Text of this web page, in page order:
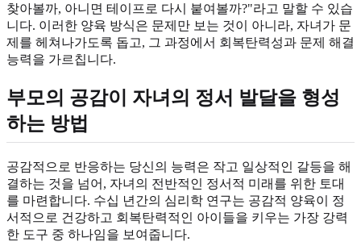
찾아볼까, 아니면 테이프로 다시 붙여볼까?"라고 말할 수 있습
니다. 이러한 양육 방식은 문제만 보는 것이 아니라, 자녀가 문
제를 헤쳐나가도록 돕고, 그 과정에서 회복탄력성과 문제 해결
능력을 가르칩니다.
부모의 공감이 자녀의 정서 발달을 형성
하는 방법
공감적으로 반응하는 당신의 능력은 작고 일상적인 갈등을 해
결하는 것을 넘어, 자녀의 전반적인 정서적 미래를 위한 토대
를 마련합니다. 수십 년간의 심리학 연구는 공감적 양육이 정
서적으로 건강하고 회복탄력적인 아이들을 키우는 가장 강력
한 도구 중 하나임을 보여줍니다.